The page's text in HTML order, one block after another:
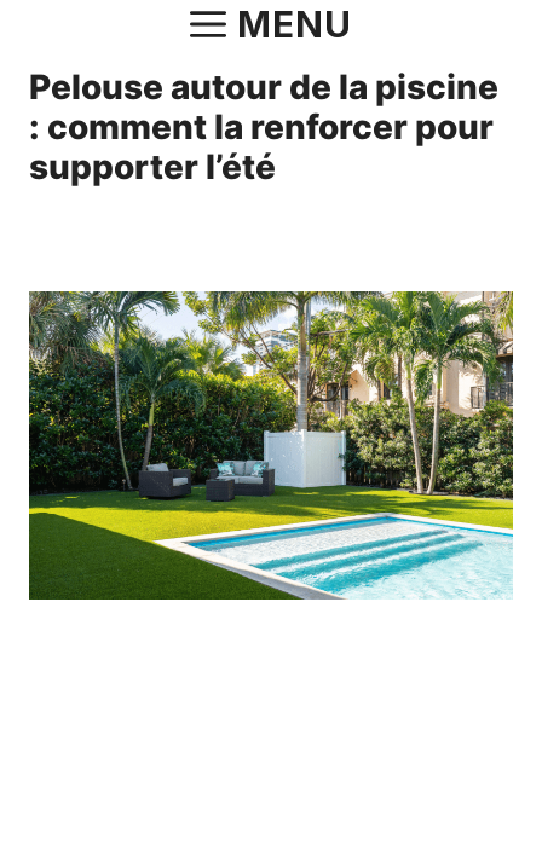
contenu
MENU
Pelouse autour de la piscine
: comment la renforcer pour
supporter l’été